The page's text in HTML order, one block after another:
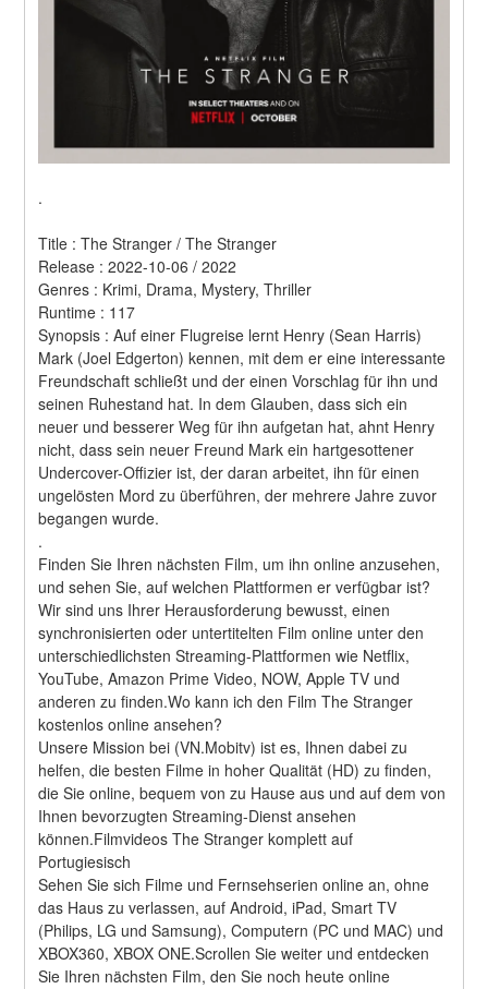
.
Title : The Stranger / The Stranger
Release : 2022-10-06 / 2022
Genres : Krimi, Drama, Mystery, Thriller
Runtime : 117
Synopsis : Auf einer Flugreise lernt Henry (Sean Harris)
Mark (Joel Edgerton) kennen, mit dem er eine interessante
Freundschaft schließt und der einen Vorschlag für ihn und
seinen Ruhestand hat. In dem Glauben, dass sich ein
neuer und besserer Weg für ihn aufgetan hat, ahnt Henry
nicht, dass sein neuer Freund Mark ein hartgesottener
Undercover-Offizier ist, der daran arbeitet, ihn für einen
ungelösten Mord zu überführen, der mehrere Jahre zuvor
begangen wurde.
.
Finden Sie Ihren nächsten Film, um ihn online anzusehen,
und sehen Sie, auf welchen Plattformen er verfügbar ist?
Wir sind uns Ihrer Herausforderung bewusst, einen
synchronisierten oder untertitelten Film online unter den
unterschiedlichsten Streaming-Plattformen wie Netflix,
YouTube, Amazon Prime Video, NOW, Apple TV und
anderen zu finden.Wo kann ich den Film The Stranger
kostenlos online ansehen?
Unsere Mission bei (VN.Mobitv) ist es, Ihnen dabei zu
helfen, die besten Filme in hoher Qualität (HD) zu finden,
die Sie online, bequem von zu Hause aus und auf dem von
Ihnen bevorzugten Streaming-Dienst ansehen
können.Filmvideos The Stranger komplett auf
Portugiesisch
Sehen Sie sich Filme und Fernsehserien online an, ohne
das Haus zu verlassen, auf Android, iPad, Smart TV
(Philips, LG und Samsung), Computern (PC und MAC) und
XBOX360, XBOX ONE.Scrollen Sie weiter und entdecken
Sie Ihren nächsten Film, den Sie noch heute online